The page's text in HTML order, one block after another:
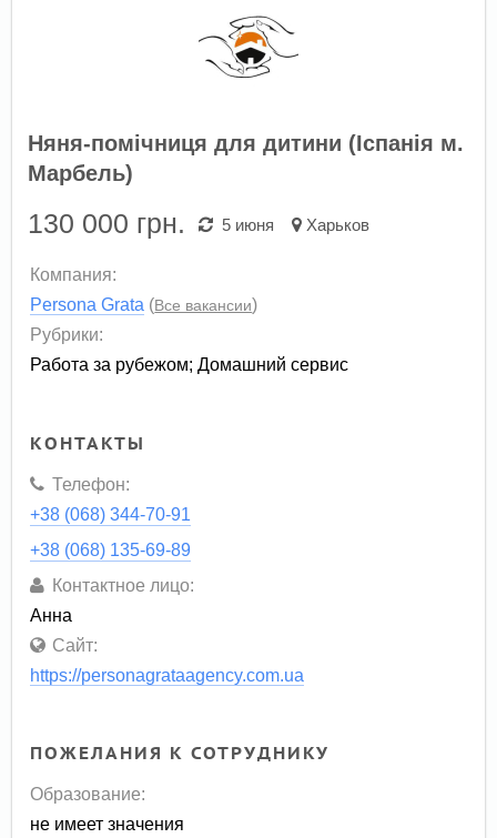
Няня-помічниця для дитини (Іспанія м.
Марбель)
130 000 грн. 5 июня Харьков
Компания:
Persona Grata (Все вакансии)
Рубрики:
Работа за рубежом;Домашний сервис
КОНТАКТЫ
Телефон:
+38 (068) 344-70-91
+38 (068) 135-69-89
Контактное лицо:
Анна
Сайт:
https://personagrataagency.com.ua
ПОЖЕЛАНИЯ К СОТРУДНИКУ
Образование:
не имеет значения